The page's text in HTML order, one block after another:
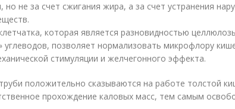
но не за счет сжигания жира, а за счет устранения
которая является разновидностью
углеводов, позволяет нормализовать микрофлору
стимуляции и желчегонного эффекта.
положительно сказываются на работе толстой
прохождение каловых масс, тем самым